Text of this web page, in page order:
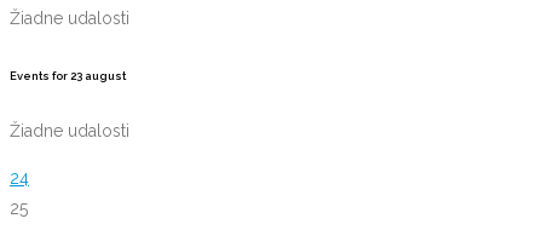
Žiadne udalosti
Events for 23 august
Žiadne udalosti
24
25